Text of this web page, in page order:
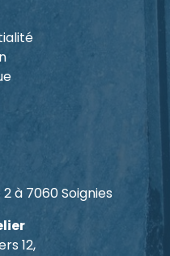
à 7060 Soignies
12,